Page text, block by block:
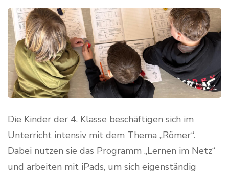
Die Kinder der 4. Klasse beschäftigen sich im
Unterricht intensiv mit dem Thema „Römer“.
Dabei nutzen sie das Programm „Lernen im Netz“
und arbeiten mit iPads, um sich eigenständig